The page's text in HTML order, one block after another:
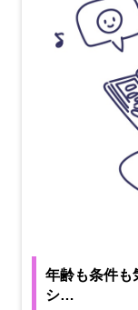
年齢も条件も
シ…